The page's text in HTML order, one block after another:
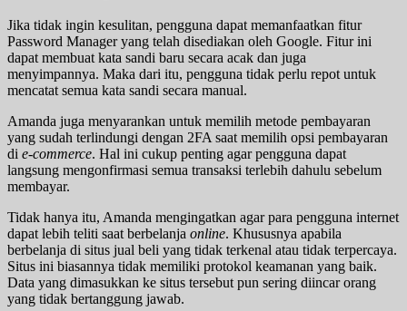
Jika tidak ingin kesulitan, pengguna dapat memanfaatkan fitur
Password Manager yang telah disediakan oleh Google. Fitur ini
dapat membuat kata sandi baru secara acak dan juga
menyimpannya. Maka dari itu, pengguna tidak perlu repot untuk
mencatat semua kata sandi secara manual.
Amanda juga menyarankan untuk memilih metode pembayaran
yang sudah terlindungi dengan 2FA saat memilih opsi pembayaran
di e-commerce. Hal ini cukup penting agar pengguna dapat
langsung mengonfirmasi semua transaksi terlebih dahulu sebelum
membayar.
Tidak hanya itu, Amanda mengingatkan agar para pengguna internet
dapat lebih teliti saat berbelanja online. Khususnya apabila
berbelanja di situs jual beli yang tidak terkenal atau tidak terpercaya.
Situs ini biasannya tidak memiliki protokol keamanan yang baik.
Data yang dimasukkan ke situs tersebut pun sering diincar orang
yang tidak bertanggung jawab.